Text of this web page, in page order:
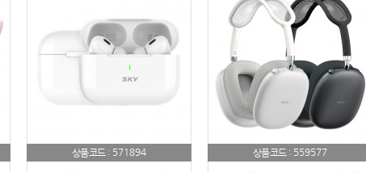
상품코드 : 571894 상품코드 : 559577